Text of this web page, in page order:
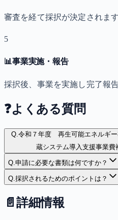
審査を経て採択が決定されま
5
📊事業実施・報告
採択後、事業を実施し完了報
❓よくある質問
Q.令和７年度 再生可能エネルギ
蔵システム導入支援事業費
Q.申請に必要な書類は何ですか？
Q.採択されるためのポイントは？
📄 詳細情報